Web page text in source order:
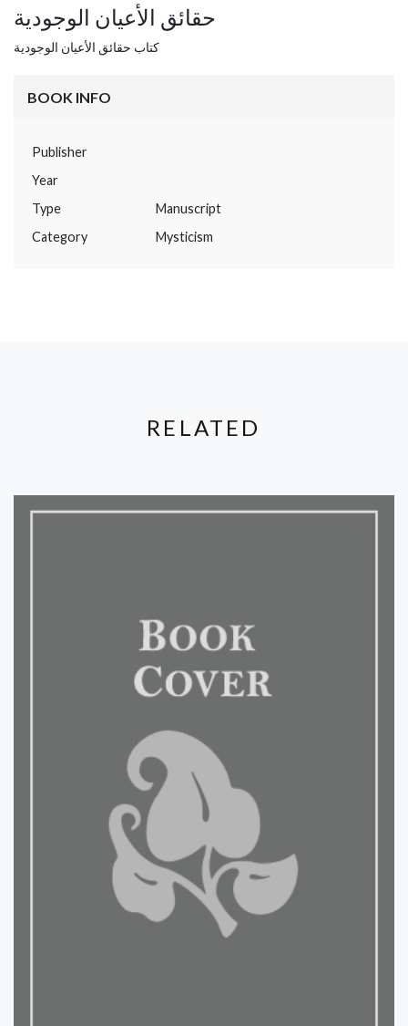
حقائق الأعيان الوجودية
كتاب حقائق الأعيان الوجودية
BOOK INFO
Publisher
Year
Type
Manuscript
Category
Mysticism
RELATED